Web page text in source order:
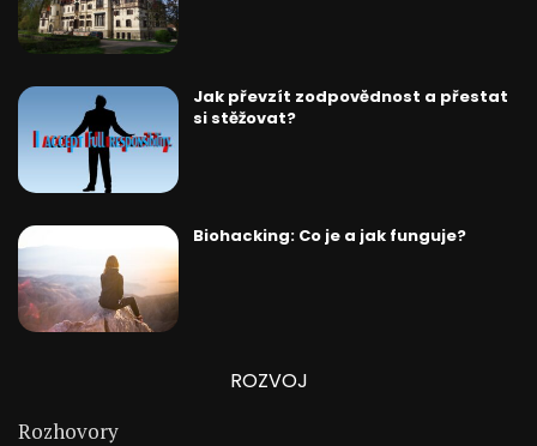
Jak převzít zodpovědnost a přestat
si stěžovat?
Biohacking: Co je a jak funguje?
ROZVOJ
Rozhovory